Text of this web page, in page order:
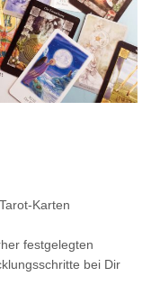
Karten
festgelegten
bei Dir